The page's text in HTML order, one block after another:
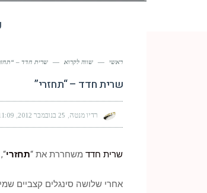
ראשי — שווה לקרוא — שרית חדד –
שרית חדד – “תחזרי”
רדיו מנטה 25 בנובמבר 2012
שרית חדד משחררת את “תחזרי
אחרי שלושה סינגלים קצביים